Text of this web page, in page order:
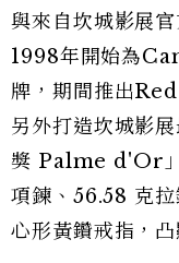
與來自坎城影展
1998年開始為
牌，期間推出
另外打造坎城影
獎 Palme d'Or」
項鍊、56.58 克
心形黃鑽戒指，